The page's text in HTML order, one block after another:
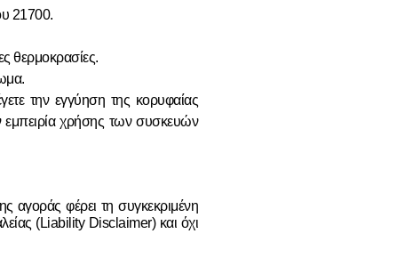
21700.
θερμοκρασίες.
την εγγύηση της κορυφαίας
εμπειρία χρήσης των συσκευών
αγοράς φέρει τη συγκεκριμένη
(Liability Disclaimer) και όχι